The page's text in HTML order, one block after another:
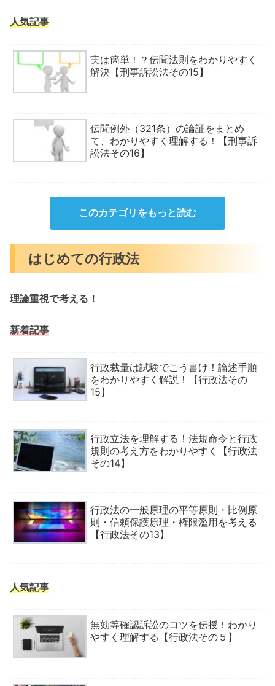
人気記事
実は簡単！？伝聞法則をわかりやすく
解決【刑事訴訟法その15】
伝聞例外（321条）の論証をまとめ
て、わかりやすく理解する！【刑事訴
訟法その16】
このカテゴリをもっと読む
はじめての行政法
理論重視で考える！
新着記事
行政裁量は試験でこう書け！論述手順
をわかりやすく解説！【行政法その
15】
行政立法を理解する！法規命令と行政
規則の考え方をわかりやすく【行政法
その14】
行政法の一般原理の平等原則・比例原
則・信頼保護原理・権限濫用を考える
【行政法その13】
人気記事
無効等確認訴訟のコツを伝授！わかり
やすく理解する【行政法その５】